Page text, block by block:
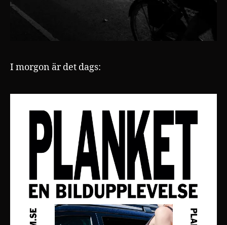
I morgon är det dags: